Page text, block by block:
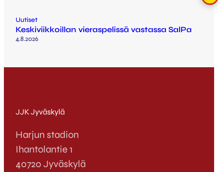
Uutiset
Keskiviikkoillan vieraspelissä vastassa SalPa
4.8.2026
JJK Jyväskylä
Harjun stadion
Ihantolantie 1
40720 Jyväskylä